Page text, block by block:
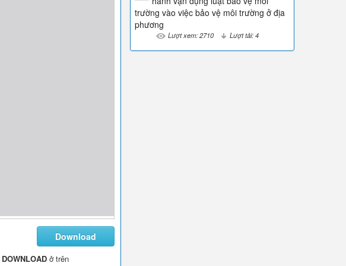
Download
DOWNLOAD ở trên
trường vào việc bảo vệ môi trường ở địa
phương
Lượt xem: 2710 Lượt tải: 4